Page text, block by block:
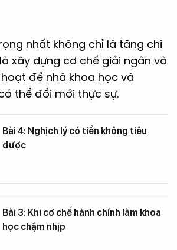
nhất không chỉ là tăng chi
xây dựng cơ chế giải ngân và
để nhà khoa học và
thể đổi mới thực sự.
Bài 4: Nghịch lý có tiền không tiêu
được
Bài 3: Khi cơ chế hành chính làm khoa
học chậm nhịp